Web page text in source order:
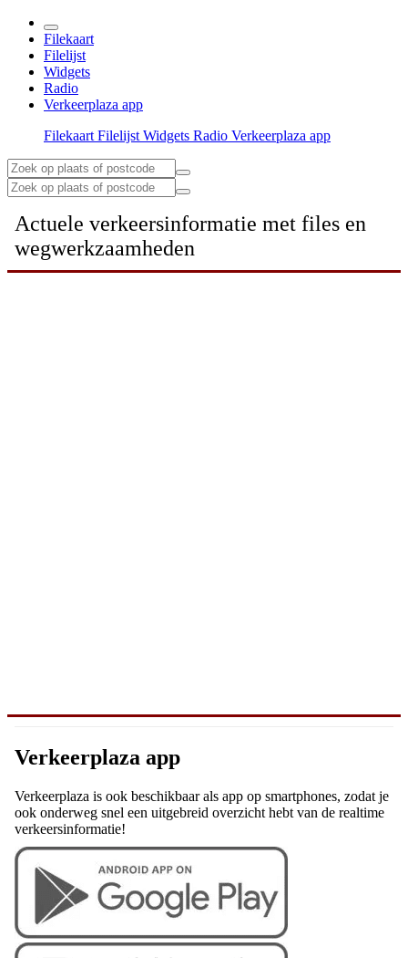
Filekaart
Filelijst
Widgets
Radio
Verkeerplaza app
Filekaart Filelijst Widgets Radio Verkeerplaza app
Actuele verkeersinformatie met files en
wegwerkzaamheden
Verkeerplaza app
Verkeerplaza is ook beschikbaar als app op smartphones, zodat je
ook onderweg snel een uitgebreid overzicht hebt van de realtime
verkeersinformatie!